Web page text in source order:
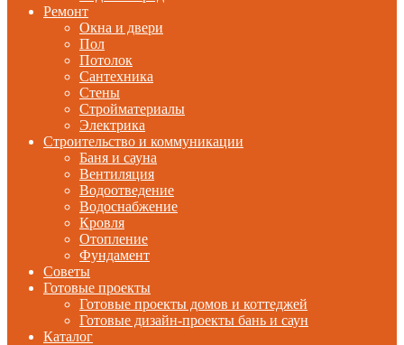
Ремонт
Окна и двери
Пол
Потолок
Сантехника
Стены
Стройматериалы
Электрика
Строительство и коммуникации
Баня и сауна
Вентиляция
Водоотведение
Водоснабжение
Кровля
Отопление
Фундамент
Советы
Готовые проекты
Готовые проекты домов и коттеджей
Готовые дизайн-проекты бань и саун
Каталог